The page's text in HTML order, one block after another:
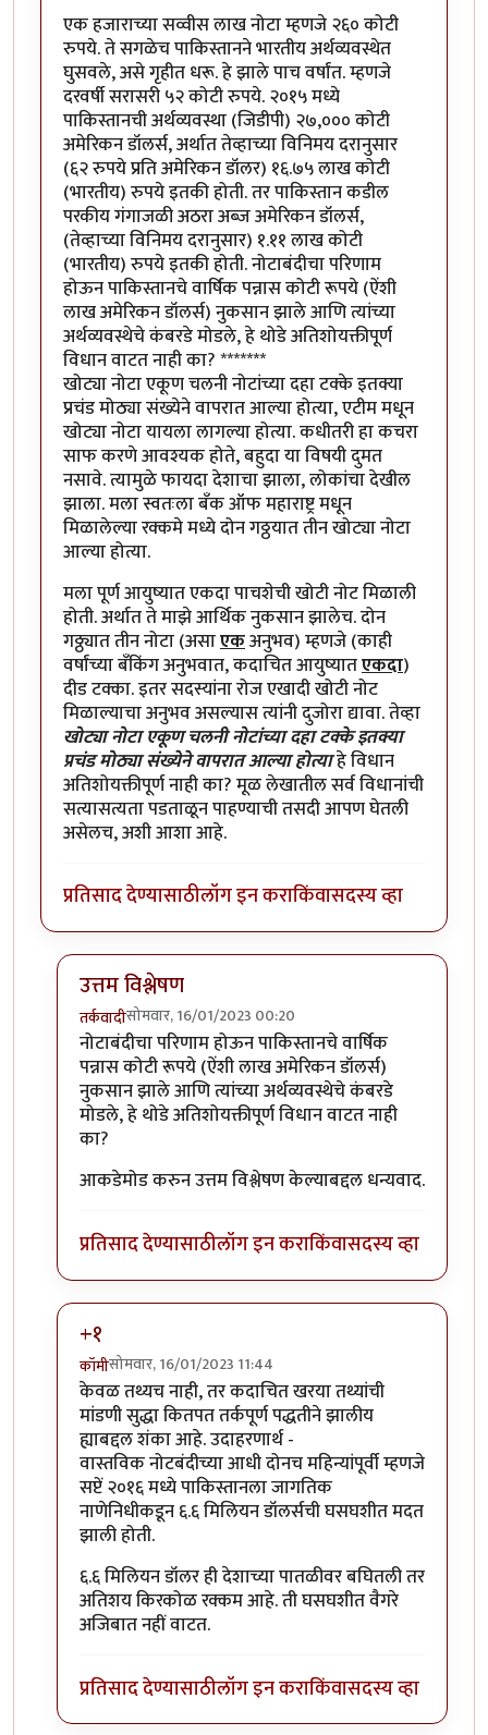
एक हजाराच्या सव्वीस लाख नोटा म्हणजे २६० कोटी
रुपये. ते सगळेच पाकिस्तानने भारतीय अर्थव्यवस्थेत
घुसवले, असे गृहीत धरू. हे झाले पाच वर्षांत. म्हणजे
दरवर्षी सरासरी ५२ कोटी रुपये. २०१५ मध्ये
पाकिस्तानची अर्थव्यवस्था (जिडीपी) २७,००० कोटी
अमेरिकन डॉलर्स, अर्थात तेव्हाच्या विनिमय दरानुसार
(६२ रुपये प्रति अमेरिकन डॉलर) १६.७५ लाख कोटी
(भारतीय) रुपये इतकी होती. तर पाकिस्तान कडील
परकीय गंगाजळी अठरा अब्ज अमेरिकन डॉलर्स,
(तेव्हाच्या विनिमय दरानुसार) १.११ लाख कोटी
(भारतीय) रुपये इतकी होती. नोटाबंदीचा परिणाम
होऊन पाकिस्तानचे वार्षिक पन्नास कोटी रूपये (ऐंशी
लाख अमेरिकन डॉलर्स) नुकसान झाले आणि त्यांच्या
अर्थव्यवस्थेचे कंबरडे मोडले, हे थोडे अतिशोयक्तीपूर्ण
विधान वाटत नाही का? *******
खोट्या नोटा एकूण चलनी नोटांच्या दहा टक्के इतक्या
प्रचंड मोठ्या संख्येने वापरात आल्या होत्या, एटीम मधून
खोट्या नोटा यायला लागल्या होत्या. कधीतरी हा कचरा
साफ करणे आवश्यक होते, बहुदा या विषयी दुमत
नसावे. त्यामुळे फायदा देशाचा झाला, लोकांचा देखील
झाला. मला स्वतःला बँक ऑफ महाराष्ट्र मधून
मिळालेल्या रक्कमे मध्ये दोन गठ्ठयात तीन खोट्या नोटा
आल्या होत्या.
मला पूर्ण आयुष्यात एकदा पाचशेची खोटी नोट मिळाली
होती. अर्थात ते माझे आर्थिक नुकसान झालेच. दोन
गठ्ठ्यात तीन नोटा (असाएकअनुभव) म्हणजे (काही
वर्षांच्या बँकिंग अनुभवात, कदाचित आयुष्यातएकदा)
दीड टक्का. इतर सदस्यांना रोज एखादी खोटी नोट
मिळाल्याचा अनुभव असल्यास त्यांनी दुजोरा द्यावा. तेव्हा
खोट्या नोटा एकूण चलनी नोटांच्या दहा टक्के इतक्या
प्रचंड मोठ्या संख्येने वापरात आल्या होत्याहे विधान
अतिशोयक्तीपूर्ण नाही का? मूळ लेखातील सर्व विधानांची
सत्यासत्यता पडताळून पाहण्याची तसदी आपण घेतली
असेलच, अशी आशा आहे.
प्रतिसाद देण्यासाठीलॉग इन कराकिंवासदस्य व्हा
उत्तम विश्लेषण
तर्कवादीसोमवार, 16/01/2023 00:20
In reply toनोटाबंदीचा पाकिस्तानी अर्थव्यवस्थेवर परिणाम
नोटाबंदीचा परिणाम होऊन पाकिस्तानचे वार्षिक
पन्नास कोटी रूपये (ऐंशी लाख अमेरिकन डॉलर्स)
नुकसान झाले आणि त्यांच्या अर्थव्यवस्थेचे कंबरडे
मोडले, हे थोडे अतिशोयक्तीपूर्ण विधान वाटत नाही
का?
आकडेमोड करुन उत्तम विश्लेषण केल्याबद्दल धन्यवाद.
प्रतिसाद देण्यासाठीलॉग इन कराकिंवासदस्य व्हा
+१
कॉमीसोमवार, 16/01/2023 11:44
In reply toनोटाबंदीचा पाकिस्तानी अर्थव्यवस्थेवर परिणाम
केवळ तथ्यच नाही, तर कदाचित खरया तथ्यांची
मांडणी सुद्धा कितपत तर्कपूर्ण पद्धतीने झालीय
ह्याबद्दल शंका आहे. उदाहरणार्थ -
वास्तविक नोटबंदीच्या आधी दोनच महिन्यांपूर्वी म्हणजे
सप्टें २०१६ मध्ये पाकिस्तानला जागतिक
नाणेनिधीकडून ६.६ मिलियन डॉलर्सची घसघशीत मदत
झाली होती.
६.६ मिलियन डॉलर ही देशाच्या पातळीवर बघितली तर
अतिशय किरकोळ रक्कम आहे. ती घसघशीत वैगरे
अजिबात नहीं वाटत.
प्रतिसाद देण्यासाठीलॉग इन कराकिंवासदस्य व्हा